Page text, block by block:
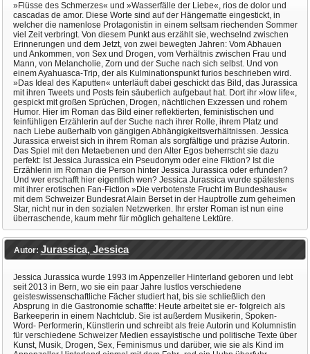
»Flüsse des Schmerzes« und »Wasserfälle der Liebe«, rios de dolor und
cascadas de amor. Diese Worte sind auf der Hängematte eingestickt, in
welcher die namenlose Protagonistin in einem seltsam riechenden Sommer
viel Zeit verbringt. Von diesem Punkt aus erzählt sie, wechselnd zwischen
Erinnerungen und dem Jetzt, von zwei bewegten Jahren: Vom Abhauen
und Ankommen, von Sex und Drogen, vom Verhältnis zwischen Frau und
Mann, von Melancholie, Zorn und der Suche nach sich selbst. Und von
einem Ayahuasca-Trip, der als Kulminationspunkt furios beschrieben wird.
»Das Ideal des Kaputten« unterläuft dabei geschickt das Bild, das Jurassica
mit ihren Tweets und Posts fein säuberlich aufgebaut hat. Dort ihr »low life«,
gespickt mit großen Sprüchen, Drogen, nächtlichen Exzessen und rohem
Humor. Hier im Roman das Bild einer reflektierten, feministischen und
feinfühligen Erzählerin auf der Suche nach ihrer Rolle, ihrem Platz und
nach Liebe außerhalb von gängigen Abhängigkeitsverhältnissen. Jessica
Jurassica erweist sich in ihrem Roman als sorgfältige und präzise Autorin.
Das Spiel mit den Metaebenen und den Alter Egos beherrscht sie dazu
perfekt: Ist Jessica Jurassica ein Pseudonym oder eine Fiktion? Ist die
Erzählerin im Roman die Person hinter Jessica Jurassica oder erfunden?
Und wer erschafft hier eigentlich wen? Jessica Jurassica wurde spätestens
mit ihrer erotischen Fan-Fiction »Die verbotenste Frucht im Bundeshaus«
mit dem Schweizer Bundesrat Alain Berset in der Hauptrolle zum geheimen
Star, nicht nur in den sozialen Netzwerken. Ihr erster Roman ist nun eine
überraschende, kaum mehr für möglich gehaltene Lektüre.
Autor: Jurassica, Jessica
Jessica Jurassica wurde 1993 im Appenzeller Hinterland geboren und lebt
seit 2013 in Bern, wo sie ein paar Jahre lustlos verschiedene
geisteswissenschaftliche Fächer studiert hat, bis sie schließlich den
Absprung in die Gastronomie schaffte: Heute arbeitet sie er- folgreich als
Barkeeperin in einem Nachtclub. Sie ist außerdem Musikerin, Spoken-
Word- Performerin, Künstlerin und schreibt als freie Autorin und Kolumnistin
für verschiedene Schweizer Medien essayistische und politische Texte über
Kunst, Musik, Drogen, Sex, Feminismus und darüber, wie sie als Kind im